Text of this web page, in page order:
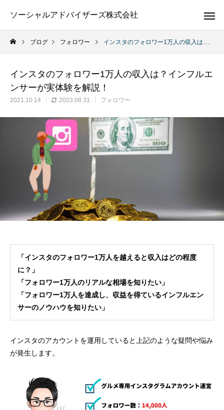
ソーシャルアドバイザーズ株式会社
ブログ フォロワー インスタのフォロワー1万人の収入は？インフルエンサーが実体験を解説！
インスタのフォロワー1万人の収入は？インフルエ
ンサーが実体験を解説！
2021.10.14 2023.08.31 フォロワー
「インスタのフォロワー1万人を越えると収入はどの程度
に？」
「フォロワー1万人のリアルな相場を知りたい」
「フォロワー1万人を達成し、収益を得ているインフルエン
サーのノウハウを知りたい」
インスタのアカウントを運用していると上記のような疑問や悩み
が発生します。